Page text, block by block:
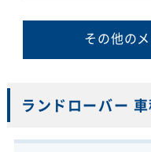
その他の
ランドローバー